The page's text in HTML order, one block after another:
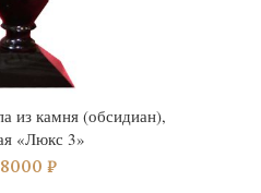
из камня (обсидиан),
«Люкс 3»
₽